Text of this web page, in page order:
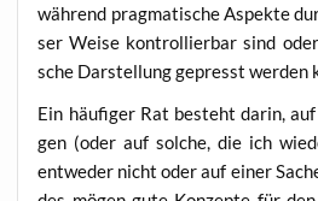
wäh­rend prag­ma­ti­sche Aspek­te
ser Wei­se kon­trol­lier­bar sind
sche Dar­stel­lung gepresst wer­den
Ein häu­fi­ger Rat besteht dar­in,
gen (oder auf sol­che, die ich
ent­we­der nicht oder auf einer